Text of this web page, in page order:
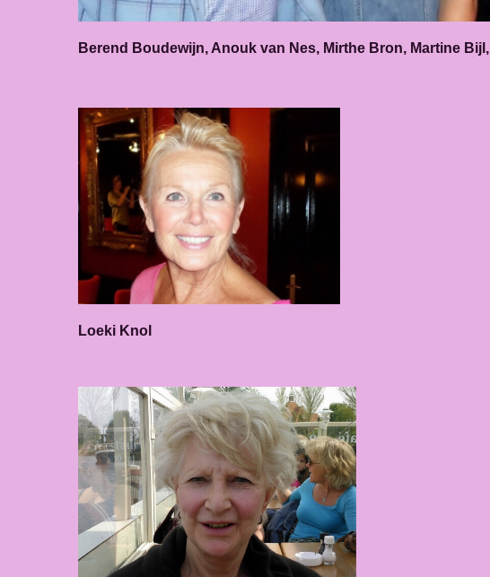
Berend Boudewijn, Anouk van Nes, Mirthe Bron, Martine Bijl,
Loeki Knol